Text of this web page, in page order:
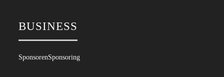
BUSINESS
SponsorenSponsoring